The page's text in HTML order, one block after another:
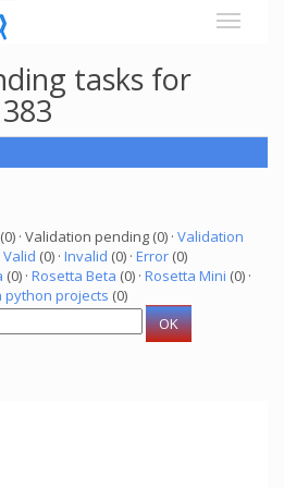
tasks for
(0) · Validation pending (0) · Validation
Valid (0) · Invalid (0) · Error (0)
(0) · Rosetta Beta (0) · Rosetta Mini (0) ·
python projects (0)